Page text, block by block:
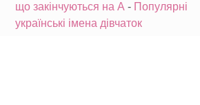
що закінчуються на A - Популярні
українські імена дівчаток